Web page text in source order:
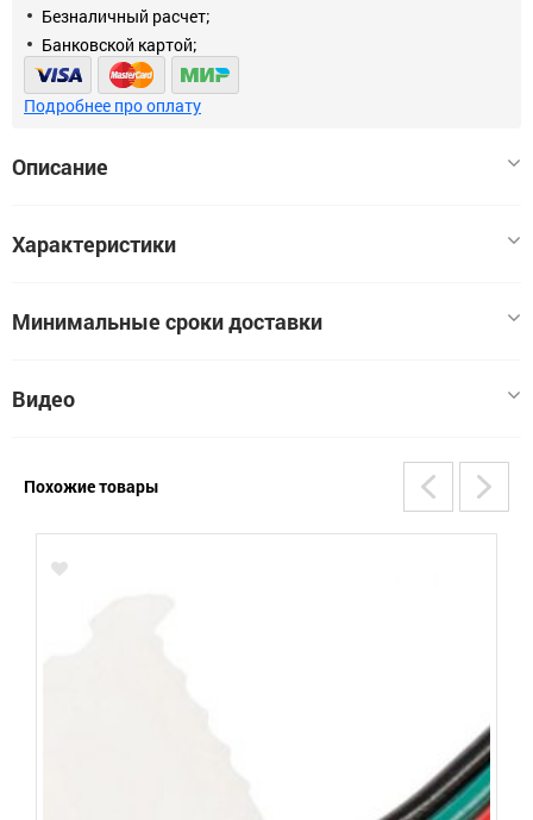
Безналичный расчет;
Банковской картой;
Подробнее про оплату
Описание
Характеристики
Нет xарактеристик
Минимальные сроки доставки
Видео
Похожие товары